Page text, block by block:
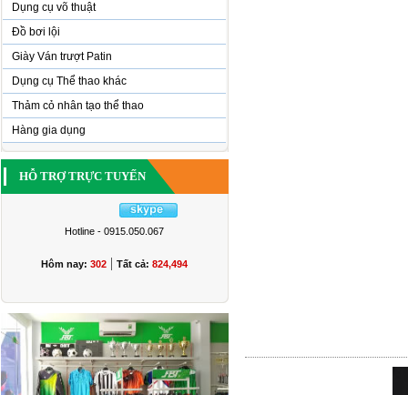
Dụng cụ võ thuật
Đồ bơi lội
Giày Ván trượt Patin
Dụng cụ Thể thao khác
Thảm cỏ nhân tạo thể thao
Hàng gia dụng
HỖ TRỢ TRỰC TUYẾN
Hotline - 0915.050.067
Hôm nay: 302 | Tất cả: 824,494